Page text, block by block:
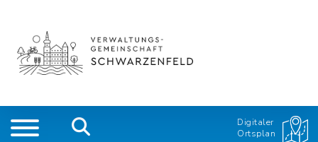
Digitaler
Ortsplan